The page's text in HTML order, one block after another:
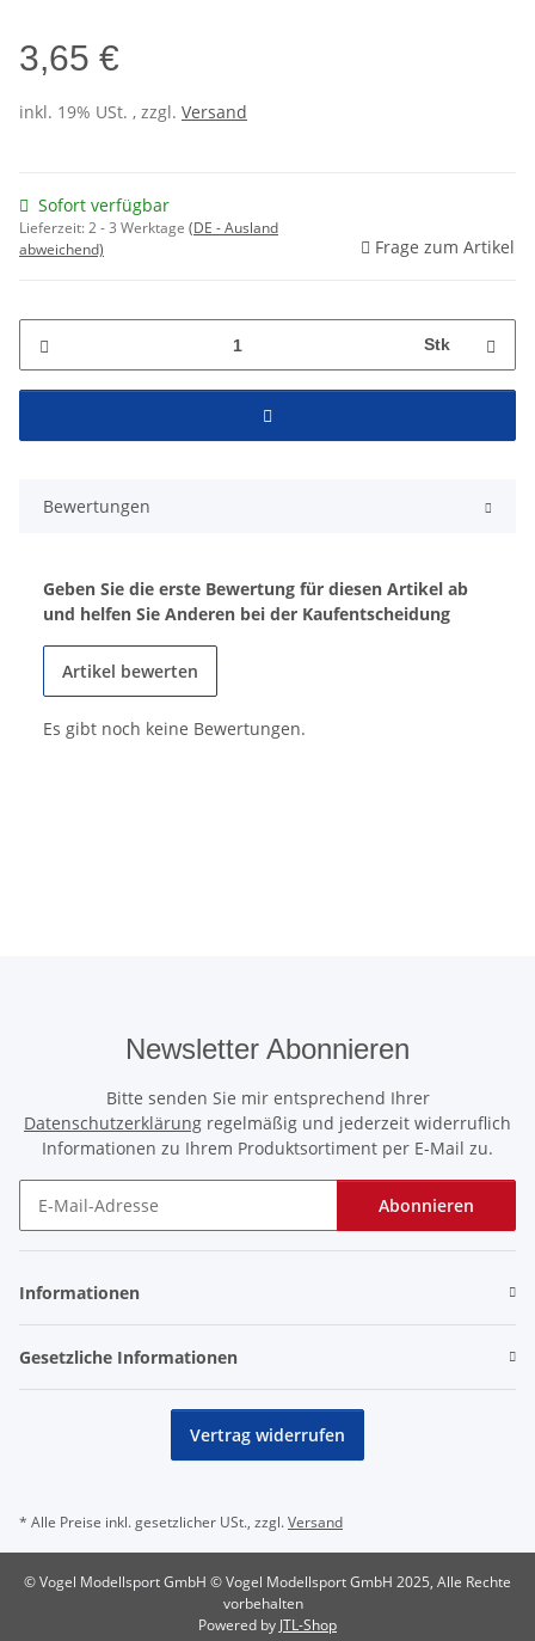
3,65 €
inkl. 19% USt. , zzgl. Versand
Sofort verfügbar
Lieferzeit:2 - 3 Werktage (DE - Ausland
abweichend)
Frage zum Artikel
Stk
Bewertungen
Geben Sie die erste Bewertung für diesen Artikel ab
und helfen Sie Anderen bei der Kaufentscheidung
Artikel bewerten
Es gibt noch keine Bewertungen.
Newsletter Abonnieren
Bitte senden Sie mir entsprechend Ihrer
Datenschutzerklärung regelmäßig und jederzeit widerruflich
Informationen zu Ihrem Produktsortiment per E-Mail zu.
Abonnieren
Informationen
Gesetzliche Informationen
Vertrag widerrufen
* Alle Preise inkl. gesetzlicher USt., zzgl.Versand
© Vogel Modellsport GmbH © Vogel Modellsport GmbH 2025, Alle Rechte
vorbehalten
Powered by JTL-Shop